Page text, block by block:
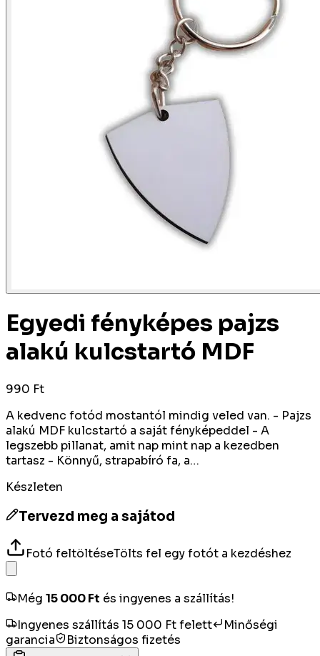
Egyedi fényképes pajzs
alakú kulcstartó MDF
990 Ft
A kedvenc fotód mostantól mindig veled van. - Pajzs
alakú MDF kulcstartó a saját fényképeddel - A
legszebb pillanat, amit nap mint nap a kezedben
tartasz - Könnyű, strapabíró fa, a…
Készleten
Tervezd meg a sajátod
Fotó feltöltéseTölts fel egy fotót a kezdéshez
Még 15 000Ft és ingyenes a szállítás!
Ingyenes szállítás 15 000 Ft felett
Minőségi
garancia
Biztonságos fizetés